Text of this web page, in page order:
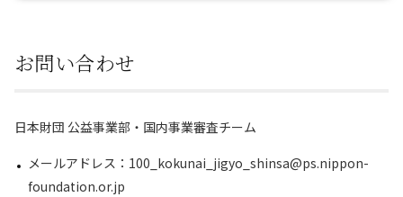
お問い合わせ
日本財団 公益事業部・国内事業審査チーム
メールアドレス：100_kokunai_jigyo_shinsa@ps.nippon-
foundation.or.jp